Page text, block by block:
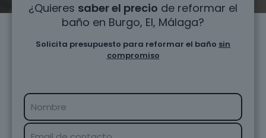
¿Quieres saber el precio de reformar el
baño en Burgo, El, Málaga?
Solicita presupuesto para reformar el baño sin
compromiso